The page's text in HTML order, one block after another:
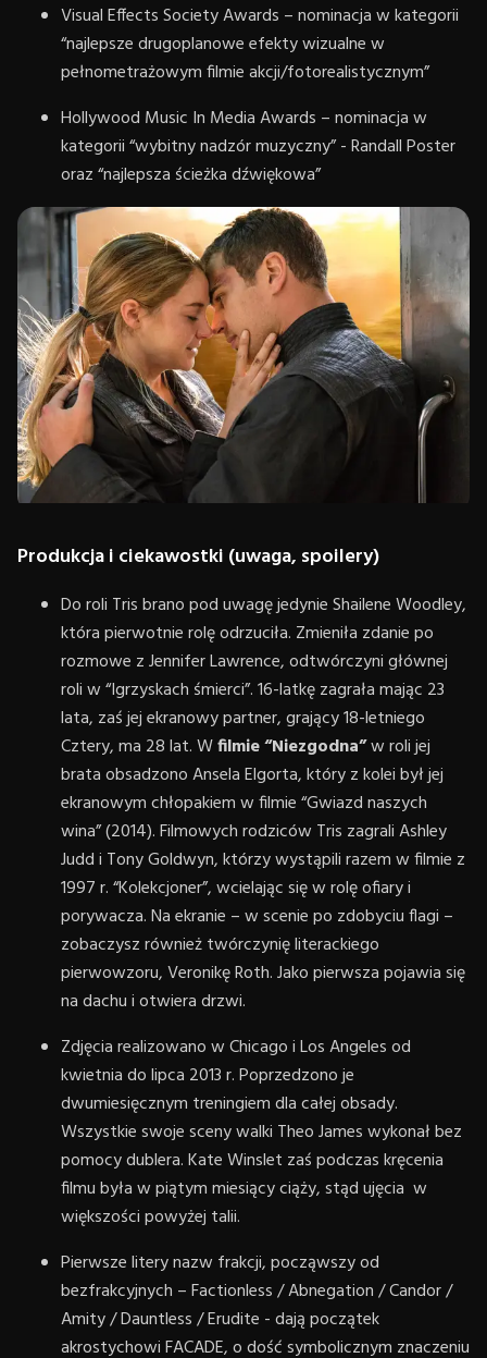
Visual Effects Society Awards – nominacja w kategorii
“najlepsze drugoplanowe efekty wizualne w
pełnometrażowym filmie akcji/fotorealistycznym”
Hollywood Music In Media Awards – nominacja w
kategorii “wybitny nadzór muzyczny” - Randall Poster
oraz “najlepsza ścieżka dźwiękowa”
Produkcja i ciekawostki (uwaga, spoilery)
Do roli Tris brano pod uwagę jedynie Shailene Woodley,
która pierwotnie rolę odrzuciła. Zmieniła zdanie po
rozmowe z Jennifer Lawrence, odtwórczyni głównej
roli w “Igrzyskach śmierci”. 16-latkę zagrała mając 23
lata, zaś jej ekranowy partner, grający 18-letniego
Cztery, ma 28 lat. Wfilmie “Niezgodna”w roli jej
brata obsadzono Ansela Elgorta, który z kolei był jej
ekranowym chłopakiem w filmie “Gwiazd naszych
wina” (2014). Filmowych rodziców Tris zagrali Ashley
Judd i Tony Goldwyn, którzy wystąpili razem w filmie z
1997 r. “Kolekcjoner”, wcielając się w rolę ofiary i
porywacza. Na ekranie – w scenie po zdobyciu flagi –
zobaczysz również twórczynię literackiego
pierwowzoru, Veronikę Roth. Jako pierwsza pojawia się
na dachu i otwiera drzwi.
Zdjęcia realizowano w Chicago i Los Angeles od
kwietnia do lipca 2013 r. Poprzedzono je
dwumiesięcznym treningiem dla całej obsady.
Wszystkie swoje sceny walki Theo James wykonał bez
pomocy dublera. Kate Winslet zaś podczas kręcenia
filmu była w piątym miesiący ciąży, stąd ujęcia w
większości powyżej talii.
Pierwsze litery nazw frakcji, począwszy od
bezfrakcyjnych – Factionless / Abnegation / Candor /
Amity / Dauntless / Erudite - dają początek
akrostychowi FACADE, o dość symbolicznym znaczeniu